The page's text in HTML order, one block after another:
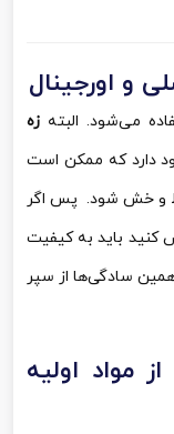
و اورجینال
می‌شود. البته زه
دارد که ممکن است
و خش شود. پس اگر
کنید باید به کیفیت
سادگی‌ها از سپر
مواد اولیه